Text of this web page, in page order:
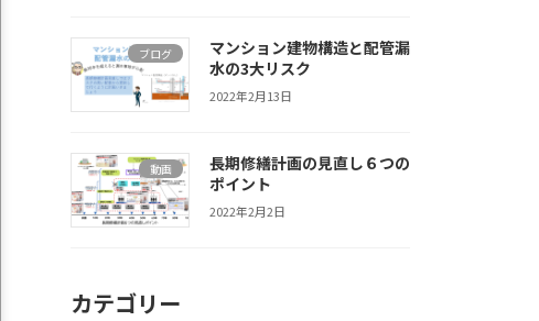
ブログ
マンション建物構造と配管漏
水の3大リスク
2022年2月13日
動画
長期修繕計画の見直し６つの
ポイント
2022年2月2日
カテゴリー